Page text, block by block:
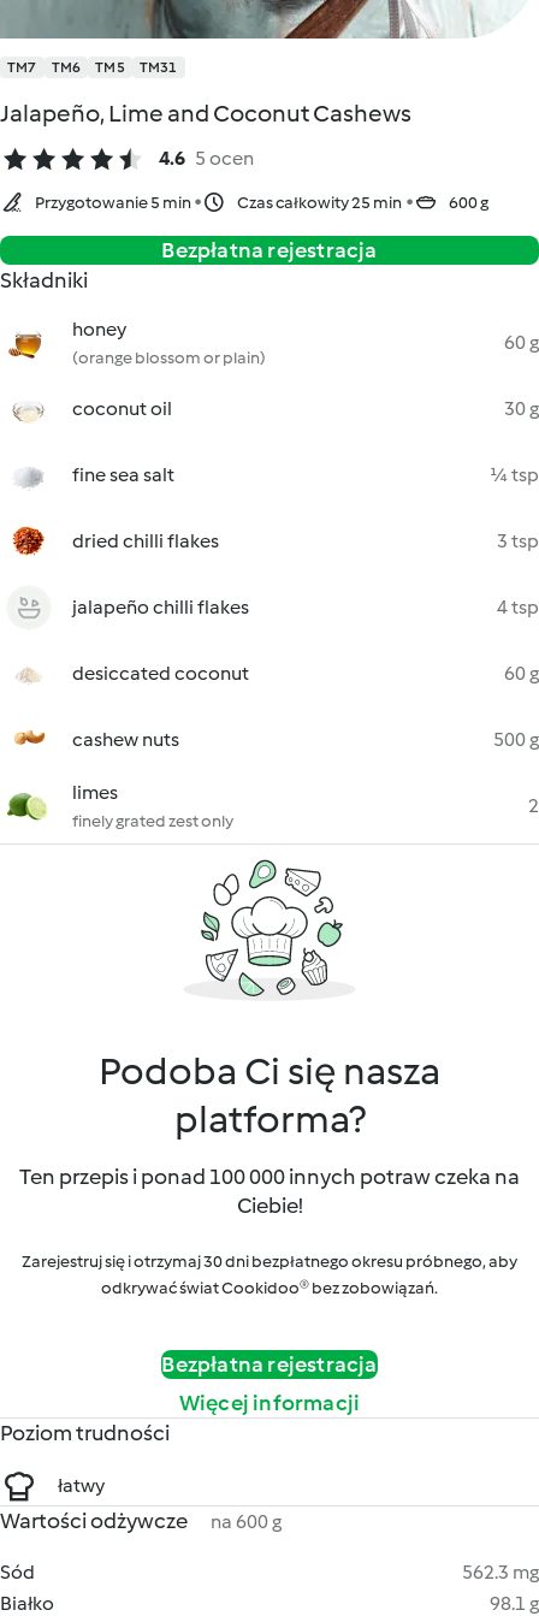
TM7 TM6 TM5 TM31
Jalapeño, Lime and Coconut Cashews
4.6 5 ocen
Przygotowanie 5 min Czas całkowity 25 min 600 g
Bezpłatna rejestracja
Składniki
honey
(orange blossom or plain)
60 g
coconut oil 30 g
fine sea salt ¼ tsp
dried chilli flakes 3 tsp
jalapeño chilli flakes 4 tsp
desiccated coconut 60 g
cashew nuts 500 g
limes
finely grated zest only
2
Podoba Ci się nasza
platforma?
Ten przepis i ponad 100 000 innych potraw czeka na
Ciebie!
Zarejestruj się i otrzymaj 30 dni bezpłatnego okresu próbnego, aby
odkrywać świat Cookidoo® bez zobowiązań.
Bezpłatna rejestracja
Więcej informacji
Poziom trudności
łatwy
Wartości odżywcze na 600 g
Sód
562.3 mg
Białko
98.1 g